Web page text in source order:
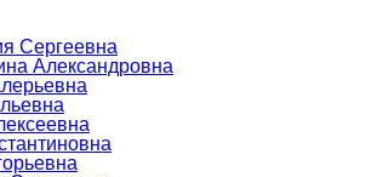
Сергеевна
Александровна